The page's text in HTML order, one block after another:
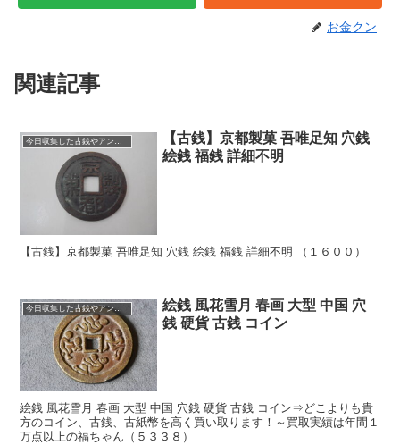
お金クン
関連記事
【古銭】京都製菓 吾唯足知 穴銭
絵銭 福銭 詳細不明
【古銭】京都製菓 吾唯足知 穴銭 絵銭 福銭 詳細不明 （１６００）
今日収集した古銭やアンティークコイン
絵銭 風花雪月 春画 大型 中国 穴
銭 硬貨 古銭 コイン
絵銭 風花雪月 春画 大型 中国 穴銭 硬貨 古銭 コイン⇒どこよりも貴
方のコイン、古銭、古紙幣を高く買い取ります！～買取実績は年間１
万点以上の福ちゃん（５３３８）